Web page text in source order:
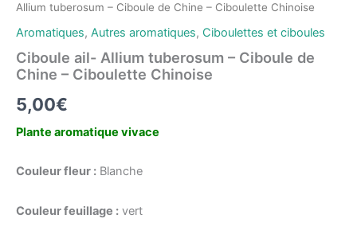
Allium tuberosum – Ciboule de Chine – Ciboulette Chinoise
Aromatiques, Autres aromatiques, Ciboulettes et ciboules
Ciboule ail- Allium tuberosum – Ciboule de
Chine – Ciboulette Chinoise
5,00€
Plante aromatique vivace
Couleur fleur : Blanche
Couleur feuillage : vert